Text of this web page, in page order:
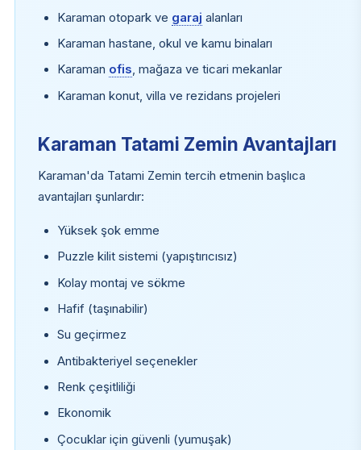
Karaman otopark ve garaj alanları
Karaman hastane, okul ve kamu binaları
Karaman ofis, mağaza ve ticari mekanlar
Karaman konut, villa ve rezidans projeleri
Karaman Tatami Zemin Avantajları
Karaman'da Tatami Zemin tercih etmenin başlıca
avantajları şunlardır:
Yüksek şok emme
Puzzle kilit sistemi (yapıştırıcısız)
Kolay montaj ve sökme
Hafif (taşınabilir)
Su geçirmez
Antibakteriyel seçenekler
Renk çeşitliliği
Ekonomik
Çocuklar için güvenli (yumuşak)